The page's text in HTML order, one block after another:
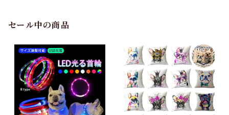
型犬 中型犬 大型犬 Truelove
TLS3963 ITEM035
セール中の商品